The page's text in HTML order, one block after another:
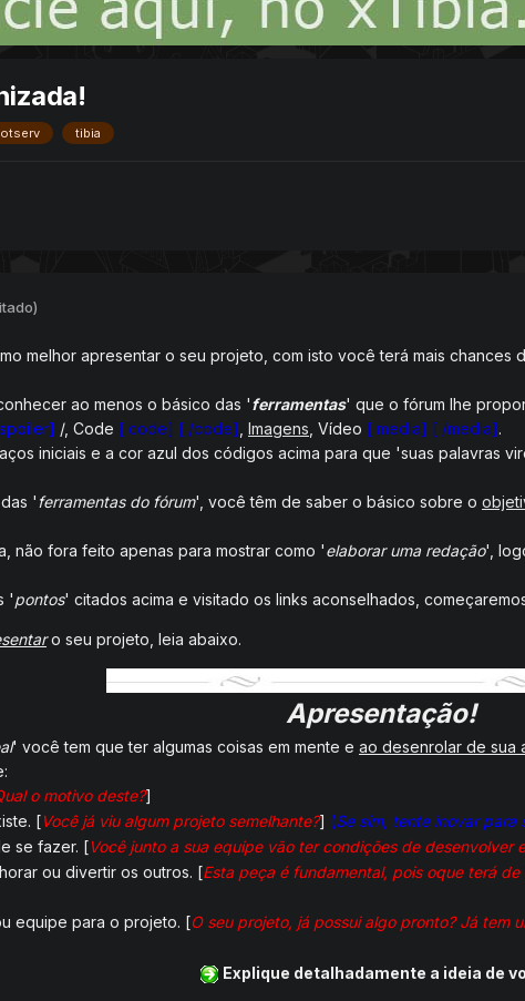
otserv tibia
melhor apresentar o seu projeto, com isto você terá mais chances
ao menos o básico das 'ferramentas' que o fórum lhe
/, Code [ code] [ /code] Imagens , Vídeo [ media] [ /media].
iniciais e a cor azul dos códigos acima para que 'suas palavras
' ferramentas do fórum', você têm de saber o básico sobre o
não fora feito apenas para mostrar como 'elaborar uma redação',
'pontos' citados acima e visitado os links aconselhados,
o seu projeto, leia abaixo.
Apresentação!
' você tem que ter algumas coisas em mente e ao desenrolar de sua
o motivo deste?]
[Você já viu algum projeto semelhante?] (Se sim, tente inovar para
se fazer. [Você junto a sua equipe vão ter condições de desenvolver
ou divertir os outros. [Esta peça é fundamental, pois oque terá
equipe para o projeto. [O seu projeto, já possui algo pronto? Já tem
Explique detalhadamente a ideia de